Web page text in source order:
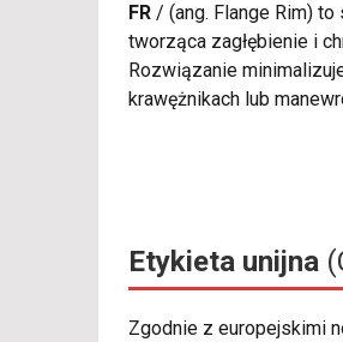
FR / (ang. Flange Rim)
tworząca zagłębienie i
Rozwiązanie
krawężnikach lub
Etykieta unijna
Zgodnie z europejskimi